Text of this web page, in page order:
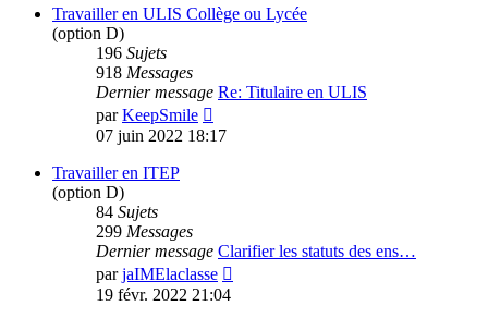
message
Travailler en ULIS Collège ou Lycée
(option D)
196 Sujets
918 Messages
Dernier message Re: Titulaire en ULIS
parKeepSmile
le
07 juin 2022 18:17
Travailler en ITEP
(option D)
84 Sujets
299 Messages
Dernier message Clarifier les statuts des ens…
parjaIMElaclasse
19 févr. 2022 21:04